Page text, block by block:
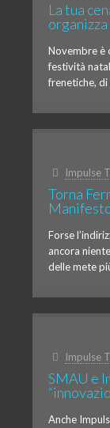
La tua
organizza
Novembre è
festività
frenetiche, di
Impulse
Torna
Forse
ancora
delle mete
Impulse
SMAU e
Anche